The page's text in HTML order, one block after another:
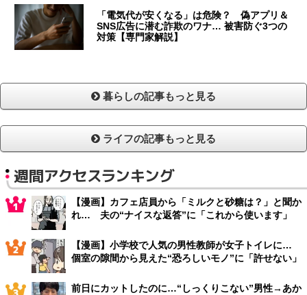
「電気代が安くなる」は危険？ 偽アプリ＆
SNS広告に潜む詐欺のワナ… 被害防ぐ3つの
対策【専門家解説】
暮らしの記事もっと見る
ライフの記事もっと見る
週間アクセスランキング
【漫画】カフェ店員から「ミルクと砂糖は？」と聞か
れ… 夫の“ナイスな返答”に「これから使います」
【漫画】小学校で人気の男性教師が女子トイレに…
個室の隙間から見えた“恐ろしいモノ”に「許せない」
前日にカットしたのに…“しっくりこない”男性→あか